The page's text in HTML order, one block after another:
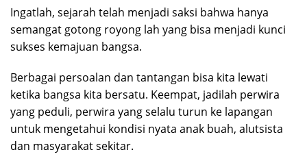
Ingatlah, sejarah telah menjadi saksi bahwa hanya
semangat gotong royong lah yang bisa menjadi kunci
sukses kemajuan bangsa.
Berbagai persoalan dan tantangan bisa kita lewati
ketika bangsa kita bersatu. Keempat, jadilah perwira
yang peduli, perwira yang selalu turun ke lapangan
untuk mengetahui kondisi nyata anak buah, alutsista
dan masyarakat sekitar.